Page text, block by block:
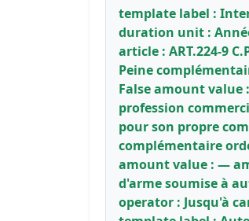
template label :
duration unit :
article : ART.224-9
Peine
False amount value
profession
pour son propre
complémentaire
amount value : —
d'arme soumise à
operator : Jusqu'à